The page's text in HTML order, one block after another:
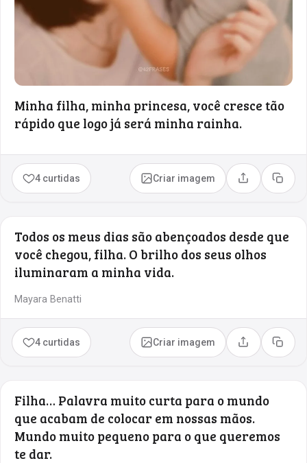
Minha filha, minha princesa, você cresce tão
rápido que logo já será minha rainha.
4 curtidas Criar imagem Compartilhar
Copiar
Todos os meus dias são abençoados desde que
você chegou, filha. O brilho dos seus olhos
iluminaram a minha vida.
Mayara Benatti
4 curtidas Criar imagem Compartilhar
Copiar
Filha… Palavra muito curta para o mundo
que acabam de colocar em nossas mãos.
Mundo muito pequeno para o que queremos
te dar.